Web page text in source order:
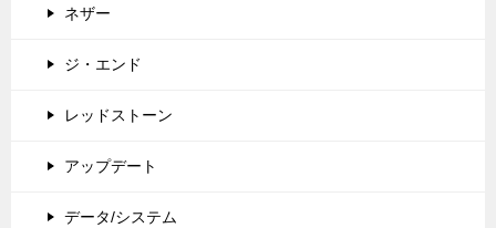
ネザー
ジ・エンド
レッドストーン
アップデート
データ/システム